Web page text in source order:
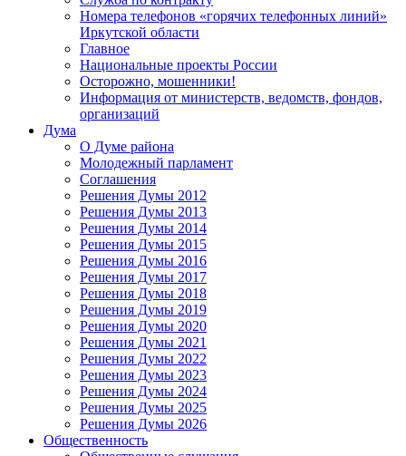
Номера телефонов «горячих телефонных линий»
Иркутской области
Главное
Национальные проекты России
Осторожно, мошенники!
Информация от министерств, ведомств, фондов,
организаций
Дума
О Думе района
Молодежный парламент
Соглашения
Решения Думы 2012
Решения Думы 2013
Решения Думы 2014
Решения Думы 2015
Решения Думы 2016
Решения Думы 2017
Решения Думы 2018
Решения Думы 2019
Решения Думы 2020
Решения Думы 2021
Решения Думы 2022
Решения Думы 2023
Решения Думы 2024
Решения Думы 2025
Решения Думы 2026
Общественность